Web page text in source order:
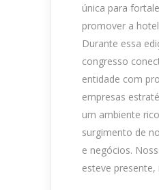
única para
promover a
Durante essa
congresso
entidade com
empresas
um ambiente
surgimento de
e negócios.
esteve presente,